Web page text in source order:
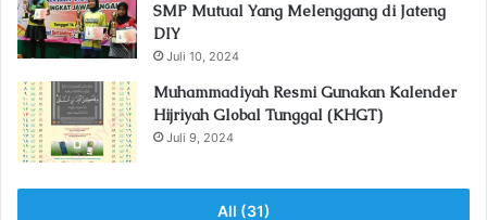
SMP Mutual Yang Melenggang di Jateng
DIY
Juli 10, 2024
Muhammadiyah Resmi Gunakan Kalender
Hijriyah Global Tunggal (KHGT)
Juli 9, 2024
All (31)